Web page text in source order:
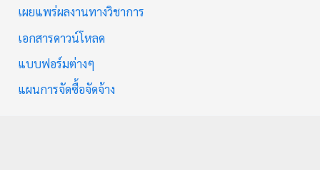
เผยแพร่ผลงานทางวิชาการ
เอกสารดาวน์โหลด
แบบฟอร์มต่างๆ
แผนการจัดซื้อจัดจ้าง